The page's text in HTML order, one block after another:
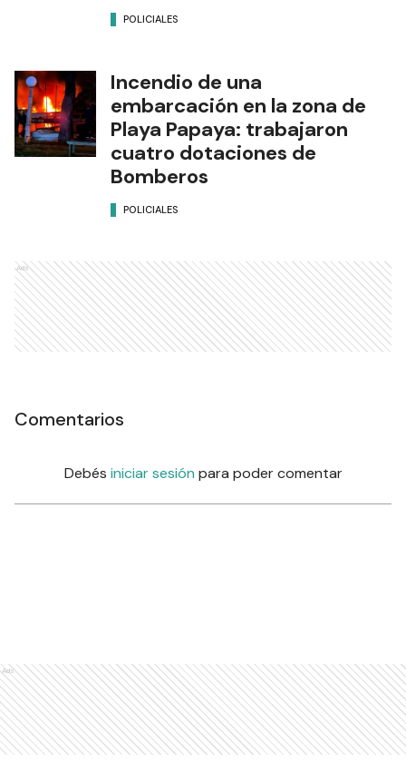
POLICIALES
Incendio de una
embarcación en la zona de
Playa Papaya: trabajaron
cuatro dotaciones de
Bomberos
POLICIALES
Ads
Comentarios
Debés iniciar sesión para poder comentar
Ads